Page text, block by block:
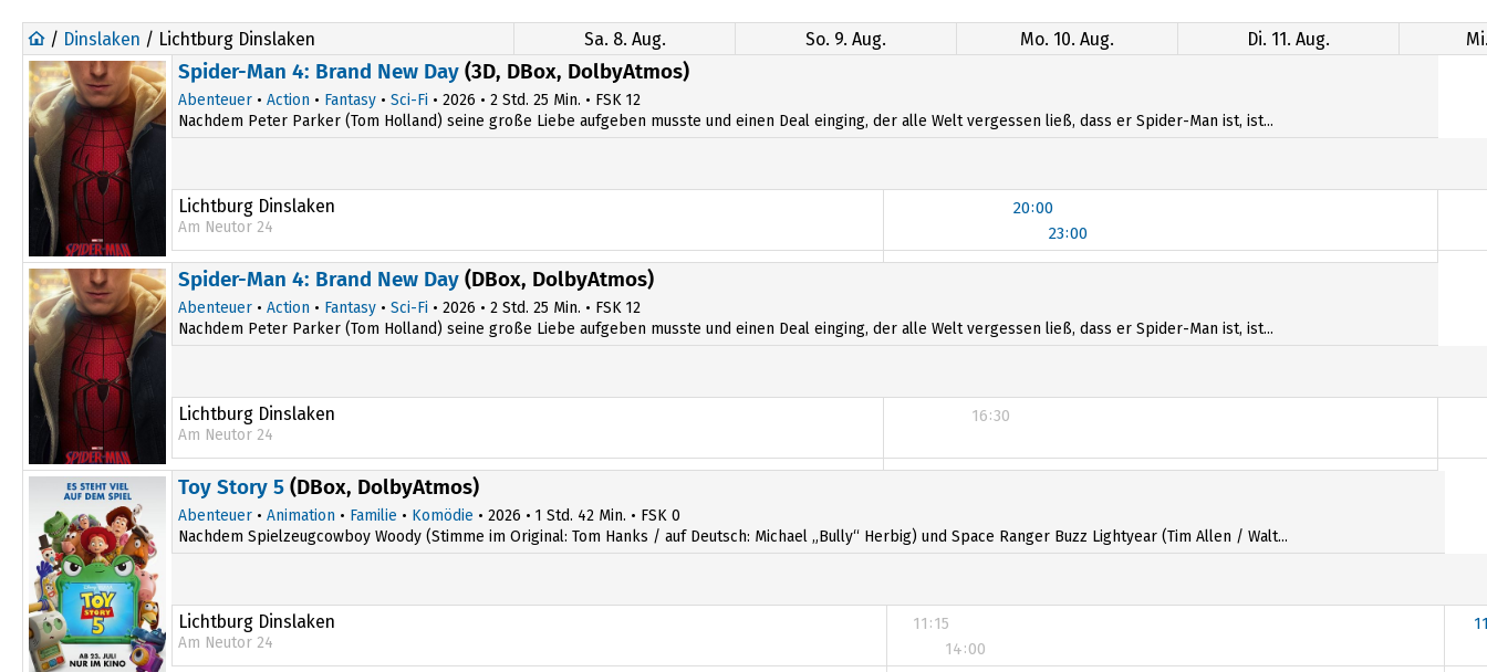
/ Dinslaken / Lichtburg Dinslaken Sa. 8. Aug. So. 9. Aug. Mo. 10. Aug. Di. 11. Aug.
Spider-Man 4: Brand New Day (3D, DBox, DolbyAtmos)
Abenteuer • Action • Fantasy • Sci-Fi • 2026 • 2 Std. 25 Min. • FSK 12
Nachdem Peter Parker (Tom Holland) seine große Liebe aufgeben musste und einen Deal einging, der alle Welt vergessen ließ, dass er Spider-Man ist, ist...
Lichtburg Dinslaken
Am Neutor 24
20:00
23:00
20:15
20:15
Spider-Man 4: Brand New Day (DBox, DolbyAtmos)
Abenteuer • Action • Fantasy • Sci-Fi • 2026 • 2 Std. 25 Min. • FSK 12
Nachdem Peter Parker (Tom Holland) seine große Liebe aufgeben musste und einen Deal einging, der alle Welt vergessen ließ, dass er Spider-Man ist, ist...
Lichtburg Dinslaken
Am Neutor 24
16:30
16:45 16:45
Toy Story 5 (DBox, DolbyAtmos)
Abenteuer • Animation • Familie • Komödie • 2026 • 1 Std. 42 Min. • FSK 0
Nachdem Spielzeugcowboy Woody (Stimme im Original: Tom Hanks / auf Deutsch: Michael „Bully“ Herbig) und Space Ranger Buzz Lightyear (Tim Allen / Walt...
Lichtburg Dinslaken
Am Neutor 24
11:15
14:00